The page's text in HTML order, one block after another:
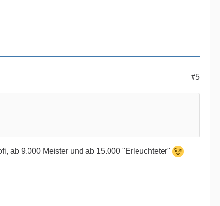
#5
ab 9.000 Meister und ab 15.000 "Erleuchteter"